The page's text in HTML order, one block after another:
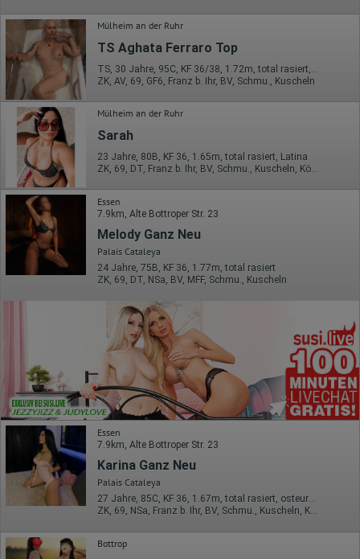
Mülheim an der Ruhr
TS Aghata Ferraro Top
ZK, AV, 69, GF6, Franz b. Ihr, BV, Schmu., Kuscheln
Mülheim an der Ruhr
Sarah
23 Jahre, 80B, KF 36, 1.65m, total rasiert, Latina
ZK, 69, DT, Franz b. Ihr, BV, Schmu., Kuscheln, Körperküs.
Essen
7.9km, Alte Bottroper Str. 23
Melody Ganz Neu
Palais Cataleya
24 Jahre, 75B, KF 36, 1.77m, total rasiert
ZK, 69, DT, NSa, BV, MFF, Schmu., Kuscheln
Essen
7.9km, Alte Bottroper Str. 23
Karina Ganz Neu
Palais Cataleya
27 Jahre, 85C, KF 36, 1.67m, total rasiert, osteuropäisch
ZK, 69, NSa, Franz b. Ihr, BV, Schmu., Kuscheln, Körperküs.
Bottrop